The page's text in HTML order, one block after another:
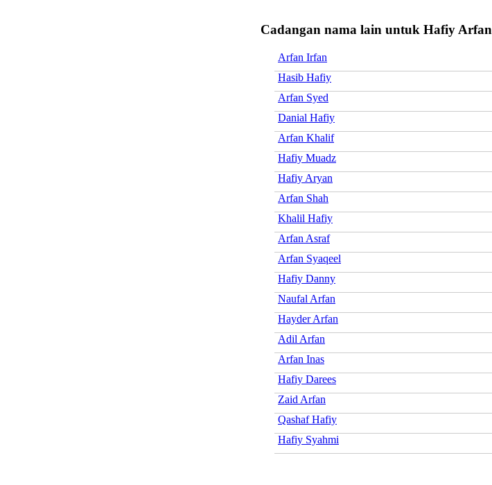
Cadangan nama lain untuk Hafiy Arfan
Arfan Irfan
Hasib Hafiy
Arfan Syed
Danial Hafiy
Arfan Khalif
Hafiy Muadz
Hafiy Aryan
Arfan Shah
Khalil Hafiy
Arfan Asraf
Arfan Syaqeel
Hafiy Danny
Naufal Arfan
Hayder Arfan
Adil Arfan
Arfan Inas
Hafiy Darees
Zaid Arfan
Qashaf Hafiy
Hafiy Syahmi